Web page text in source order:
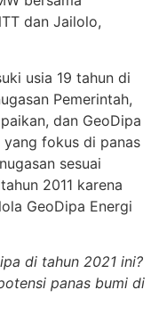
dan Jailolo,
usia 19 tahun di
Pemerintah,
dan GeoDipa
yang fokus di panas
sesuai
2011 karena
GeoDipa Energi
di tahun 2021 ini?
panas bumi di